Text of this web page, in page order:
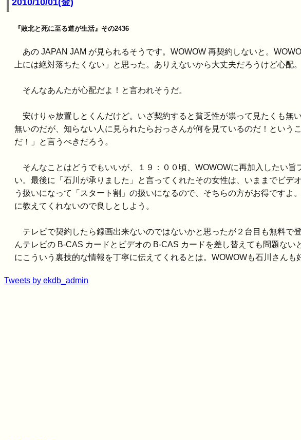
『敗北と死に至る道が生活』その2436
あの JAPAN JAM が見られるそうです。WOWOW 再契約しないと。
上には絶対落ちたくない」と思った。ありえないから大丈夫だろうけど心配。
そんなあんたが心配だよ！と言われそうだ。
安けりゃ放置しとくんだけど。いざ契約すると貧乏性が祟って見たくも無
無いのだが、知らない人に見られたらおっさんが何を見ているのだ！とい
だ！」と言うべきだろう。
そんなことはどうでもいいが、１９：００頃、WOWOWに再加入したい
い。最後に「石川が承りました」と言ってくれたその女性は、いままでビ
う扱いになって「スタート割」の扱いになるので、そちらの方がお得です
に教えてくれないので良しとしよう。
テレビで契約したら録画出来ないのではないかと思ったが２台目も無料で
んテレビの B-CAS カードとビデオの B-CAS カードを差し替えても問題な
にこういう裏技的な情報を丁寧に伝えてくれるとは。WOWOWも石川さんも
Tweets by ekdb_admin